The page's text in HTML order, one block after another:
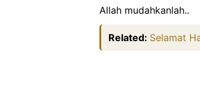
Allah mudahkanlah..
Related: Selamat